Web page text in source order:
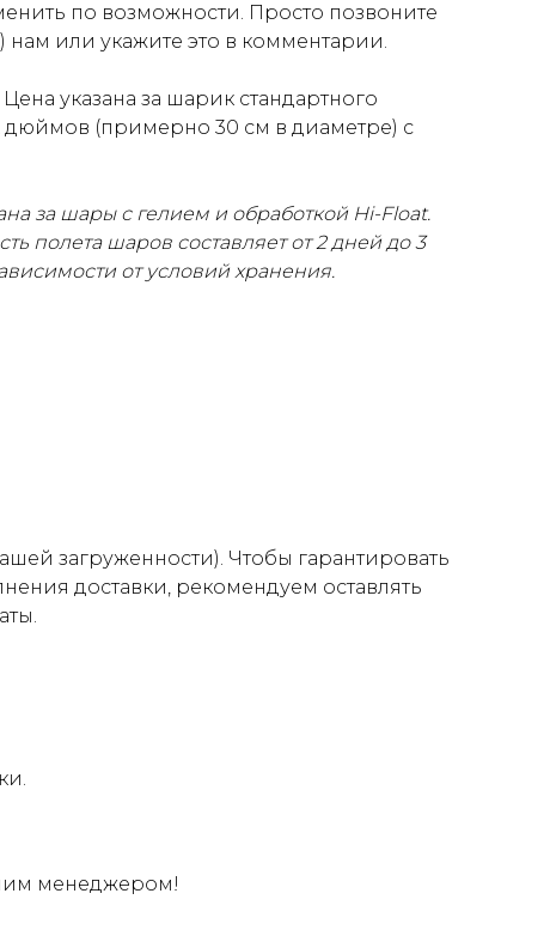
по возможности. Просто позвоните
нам или укажите это в комментарии.
Цена указана за шарик стандартного
дюймов (примерно 30 см в диаметре) с
за шары с гелием и обработкой Hi-Float.
полета шаров составляет от 2 дней до 3
от условий хранения.
загруженности). Чтобы гарантировать
доставки, рекомендуем оставлять
менеджером!